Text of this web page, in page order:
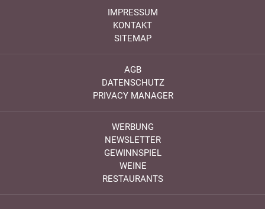
IMPRESSUM
KONTAKT
SITEMAP
AGB
DATENSCHUTZ
PRIVACY MANAGER
WERBUNG
NEWSLETTER
GEWINNSPIEL
WEINE
RESTAURANTS